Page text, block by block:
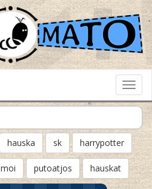
hauska sk harrypotter
moi putoatjos hauskat